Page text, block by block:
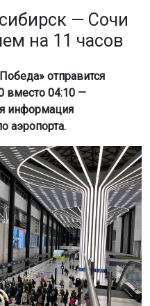
— Сочи
на 11 часов
отправится
вместо 04:10 —
информация
аэропорта.